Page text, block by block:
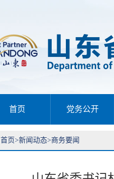
首页 党务公开
首页>新闻动态>商务要闻